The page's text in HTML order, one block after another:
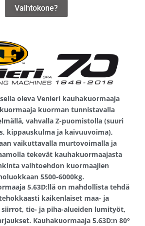
Vaihtokone?
oleva Venieri kauhakuormaaja
kuorman tunnistavalla
vahvalla Z-puomistolla (suuri
kippauskulma ja kaivuuvoima),
vaikuttavalla murtovoimalla ja
tekevät kauhakuormaajasta
vaihtoehdon kuormaajien
5500-6000kg.
5.63D:llä on mahdollista tehdä
kaikenlaiset maa- ja
siirrot, tie- ja piha-alueiden lumityöt,
Kauhakuormaaja 5.63D:n 80°